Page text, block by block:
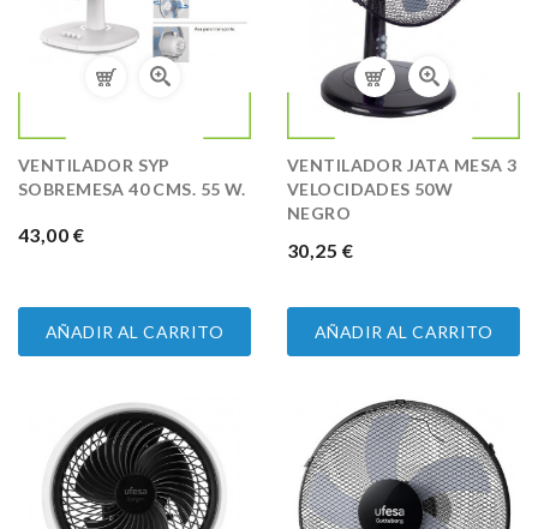
VENTILADOR SYP
SOBREMESA 40 CMS. 55 W.
PRECIO
43,00 €
AÑADIR AL CARRITO
VENTILADOR JATA MESA 3
VELOCIDADES 50W
NEGRO
PRECIO
30,25 €
AÑADIR AL CARRITO